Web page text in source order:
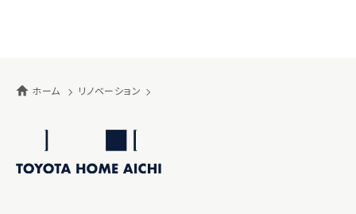
ホーム リノベーション